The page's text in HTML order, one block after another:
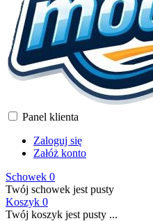
Panel klienta
Zaloguj się
Załóż konto
Schowek 0
Twój schowek jest pusty
Koszyk 0
Twój koszyk jest pusty ...